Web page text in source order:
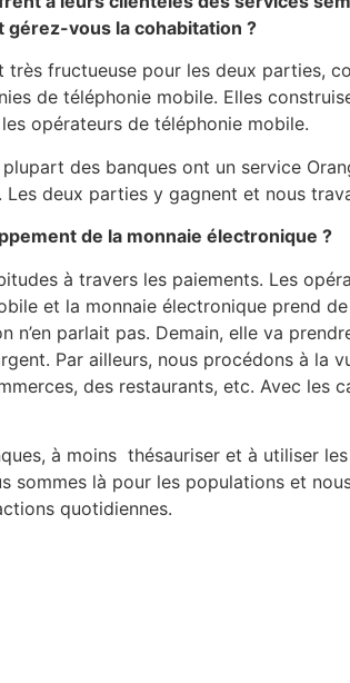
gérez-vous la cohabitation ?
fructueuse pour les deux parties,
de téléphonie mobile. Elles
opérateurs de téléphonie mobile.
des banques ont un service
deux parties y gagnent et nous
de la monnaie électronique ?
à travers les paiements. Les
et la monnaie électronique prend
parlait pas. Demain, elle va
Par ailleurs, nous procédons à la
des restaurants, etc. Avec
à moins thésauriser et à utiliser
sommes là pour les populations et
quotidiennes.